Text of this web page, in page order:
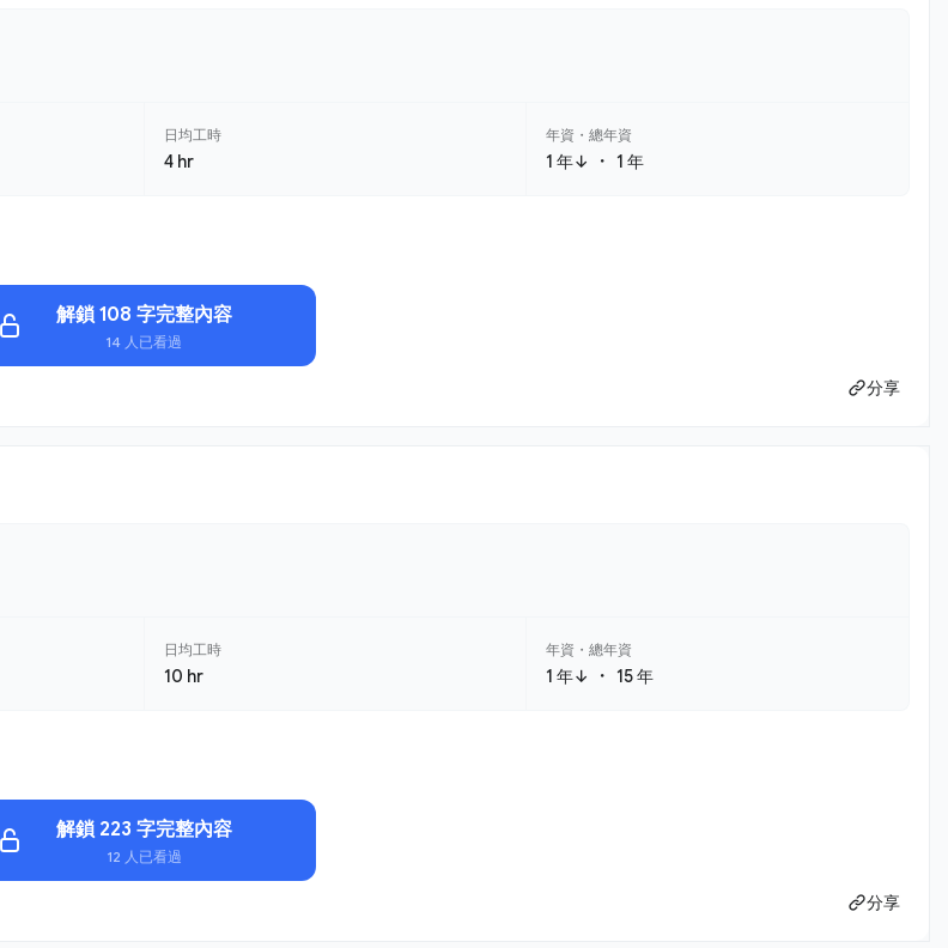
日均工時
4 hr
年資・總年資
1 年↓ ・1 年
解鎖 108 字完整內容
14 人已看過
分享
日均工時
10 hr
年資・總年資
1 年↓ ・15 年
解鎖 223 字完整內容
12 人已看過
分享